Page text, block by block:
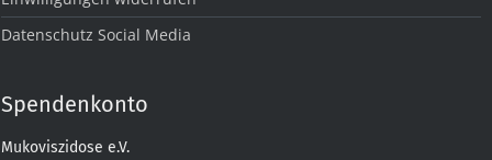
Datenschutz Social Media
Spendenkonto
Mukoviszidose e.V.